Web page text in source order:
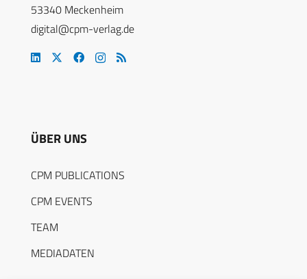
53340 Meckenheim
digital@cpm-verlag.de
ÜBER UNS
CPM PUBLICATIONS
CPM EVENTS
TEAM
MEDIADATEN